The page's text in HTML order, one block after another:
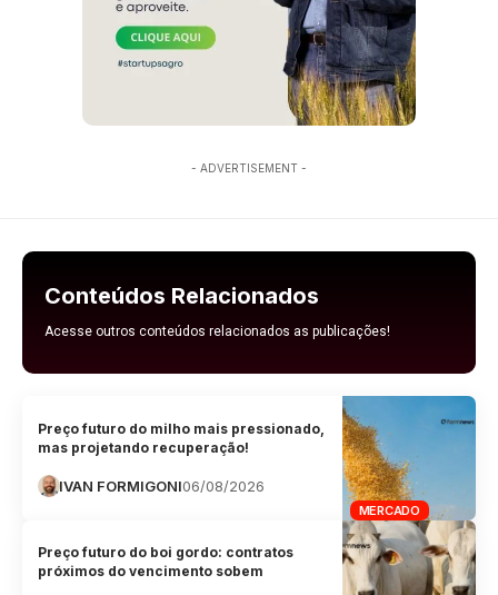
- ADVERTISEMENT -
Conteúdos Relacionados
Acesse outros conteúdos relacionados as publicações!
MERCADO
Preço futuro do milho mais pressionado,
mas projetando recuperação!
IVAN FORMIGONI06/08/2026
Preço futuro do boi gordo: contratos
próximos do vencimento sobem